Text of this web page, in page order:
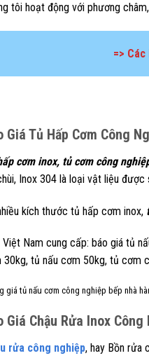
tôi hoạt động với phương
=>
Giá Tủ Hấp Cơm Công
cơm inox, tủ cơm công
Inox 304 là loại vật liệu
kích thước tủ hấp cơm inox,
Việt Nam cung cấp: báo giá tủ
30kg, tủ nấu cơm 50kg, tủ cơm
giá tủ nấu cơm công nghiệp bếp nhà
Giá Chậu Rửa Inox Công
rửa công nghiệp, hay Bồn rửa